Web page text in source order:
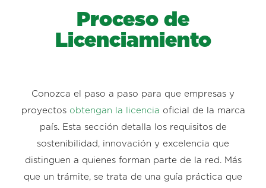
Proceso de
Licenciamiento
Conozca el paso a paso para que empresas y
proyectos obtengan la licencia oficial de la marca
país. Esta sección detalla los requisitos de
sostenibilidad, innovación y excelencia que
distinguen a quienes forman parte de la red. Más
que un trámite, se trata de una guía práctica que